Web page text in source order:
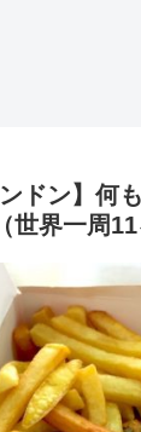
ドン】何
界一周11